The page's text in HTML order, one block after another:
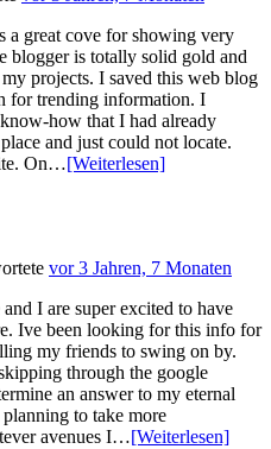
a great cove for showing very
blogger is totally solid gold and
projects. I saved this web blog
for trending information. I
how that I had already
and just could not locate.
On…[Weiterlesen]
vor 3 Jahren, 7 Monaten
I are super excited to have
Ive been looking for this info for
my friends to swing on by.
through the google
an answer to my eternal
to take more
avenues I…[Weiterlesen]